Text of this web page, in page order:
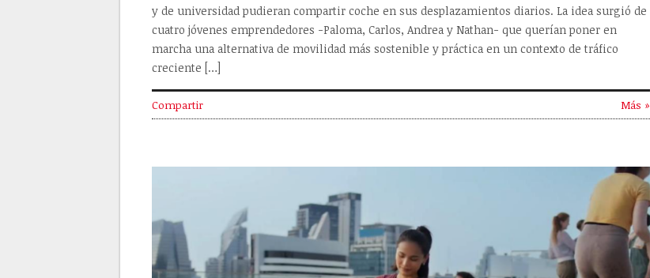
y de universidad pudieran compartir coche en sus desplazamientos diarios. La idea surgió de
cuatro jóvenes emprendedores -Paloma, Carlos, Andrea y Nathan- que querían poner en
marcha una alternativa de movilidad más sostenible y práctica en un contexto de tráfico
creciente […]
Compartir Más »